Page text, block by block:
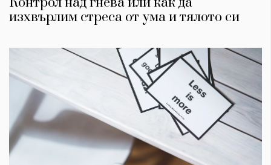
изхвърлим стреса от умa и тялото си